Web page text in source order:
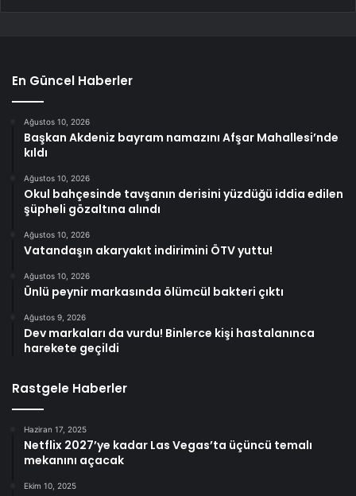
En Güncel Haberler
Ağustos 10, 2026
Başkan Akdeniz bayram namazını Afşar Mahallesi’nde
kıldı
Ağustos 10, 2026
Okul bahçesinde tavşanın derisini yüzdüğü iddia edilen
şüpheli gözaltına alındı
Ağustos 10, 2026
Vatandaşın akaryakıt indirimini ÖTV yuttu!
Ağustos 10, 2026
Ünlü peynir markasında ölümcül bakteri çıktı
Ağustos 9, 2026
Dev markaları da vurdu! Binlerce kişi hastalanınca
harekete geçildi
Rastgele Haberler
Haziran 17, 2025
Netflix 2027’ye kadar Las Vegas’ta üçüncü temalı
mekanını açacak
Ekim 10, 2025